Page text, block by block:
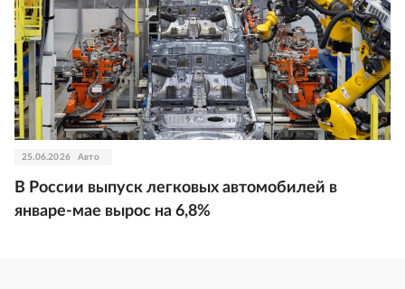
25.06.2026 Авто
В России выпуск легковых автомобилей в
январе-мае вырос на 6,8%